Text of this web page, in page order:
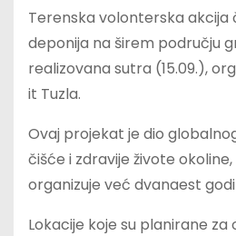
Terenska volonterska akcija
deponija na širem području
realizovana sutra (15.09.),
it Tuzla.
Ovaj projekat je dio
čišće i zdravije živote okoline,
organizuje već dvanaest
Lokacije koje su planirane za